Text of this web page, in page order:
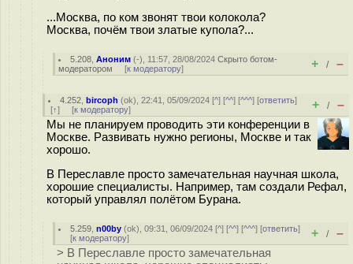
...Москва, по ком звонят твои колокола?
Москва, почём твои златые купола?...
5.208 ,Аноним (-), 11:57, 28/08/2024Скрыто ботом-
модератором [к модератору] + / –
4.252 ,bircoph (ok), 22:41, 05/09/2024 [^] [^^] [^^^] [ответить]
[↑] [к модератору] + / –
Мы не планируем проводить эти конференции в
Москве. Развивать нужно регионы, Москве и так
хорошо.
В Переславле просто замечательная научная школа,
хорошие специалисты. Например, там создали Рефал,
который управлял полётом Бурана.
5.259 ,n00by (ok), 09:31, 06/09/2024 [^] [^^] [^^^] [ответить]
[к модератору] + / –
> В Переславле просто замечательная